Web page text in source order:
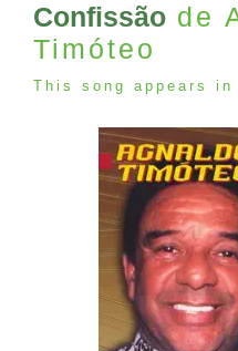
Confissão de
Timóteo
This song appears in